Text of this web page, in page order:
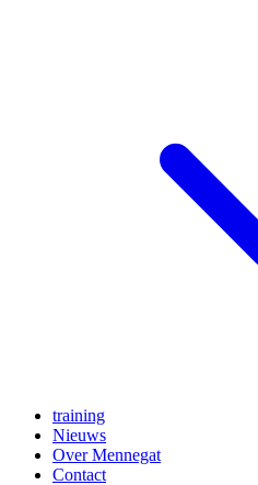
training
Nieuws
Over Mennegat
Contact